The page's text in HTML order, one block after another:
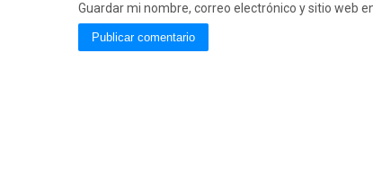
Guardar mi nombre, correo electrónico y sitio web